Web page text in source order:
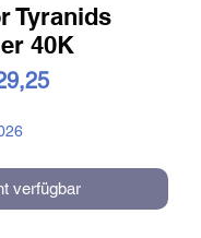
Tyranids
40K
Sale-
verfügbar